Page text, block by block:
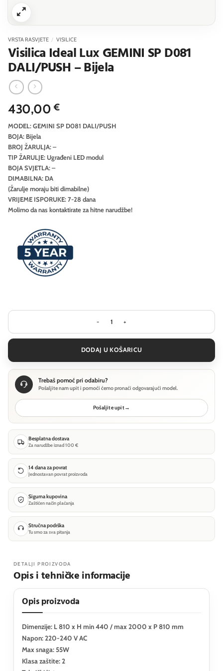
VRSTA RASVJETE / VISILICE
Visilica Ideal Lux GEMINI SP D081
DALI/PUSH – Bijela
430,00€
MODEL: GEMINI SP D081 DALI/PUSH
BOJA: Bijela
BROJ ŽARULJA: –
TIP ŽARULJE: Ugrađeni LED modul
BOJA SVJETLA: –
DIMABILNA: DA
(Žarulje moraju biti dimabilne)
VRIJEME ISPORUKE: 7-28 dana
Molimo da nas kontaktirate za hitne narudžbe!
Visilica Ideal Lux GEMINI SP D081
DODAJ U KOŠARICU
Trebaš pomoć pri odabiru?
Pošaljite nam upit i pomoći ćemo pronaći odgovarajući model.
Pošaljite upit→
Besplatna dostava
Za narudžbe iznad 100 €
14 dana za povrat
Jednostavan povrat proizvoda
Sigurna kupovina
Zaštićen način plaćanja
Stručna podrška
Tu smo za sva pitanja
DETALJI PROIZVODA
Opis i tehničke informacije
Opis proizvoda
Dimenzije: L 810 x H min 440 / max 2000 x P 810 mm
Napon: 220-240 V AC
Max snaga: 55W
Klasa zaštite: 2